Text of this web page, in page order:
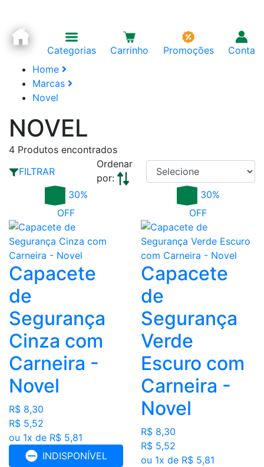
Categorias Carrinho Promoções
Conta
Home
Marcas
Novel
NOVEL
4 Produtos encontrados
FILTRAR
Ordenar
por:
30%
OFF
Capacete
de
Segurança
Cinza com
Carneira -
Novel
R$ 8,30
R$ 5,52
ou 1x de R$ 5,81
INDISPONÍVEL
30%
OFF
Capacete
de
Segurança
Verde
Escuro com
Carneira -
Novel
R$ 8,30
R$ 5,52
ou 1x de R$ 5,81